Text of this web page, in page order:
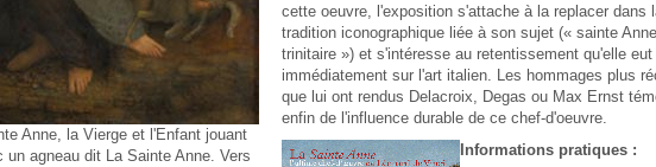
Anne, la Vierge et l'Enfant jouant
un agneau dit La Sainte Anne. Vers
cette oeuvre, l'exposition s'attache à la replacer dans
tradition iconographique liée à son sujet (« sainte Anne
trinitaire ») et s'intéresse au retentissement qu'elle eut
immédiatement sur l'art italien. Les hommages plus
que lui ont rendus Delacroix, Degas ou Max Ernst
enfin de l'influence durable de ce chef-d'oeuvre.
Informations pratiques :